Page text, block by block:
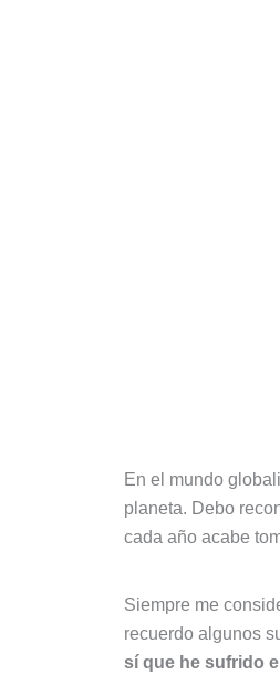
En el mundo
planeta. Debo
cada año acabe
Siempre me
recuerdo algunos
sí que he sufrido